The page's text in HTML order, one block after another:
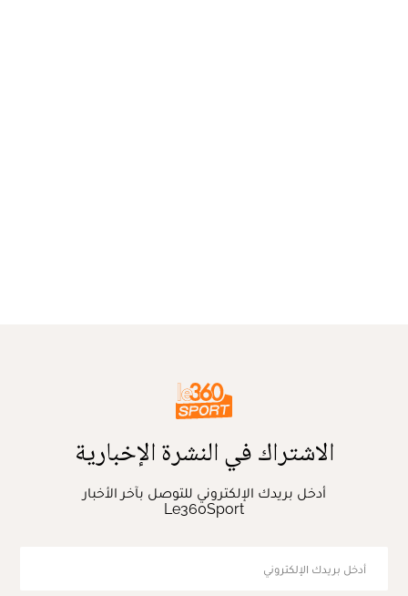
الاشتراك في النشرة الإخبارية
أدخل بريدك الإلكتروني للتوصل بآخر الأخبار
Le360Sport